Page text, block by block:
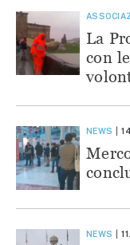
La
con
NEWS
NEWS